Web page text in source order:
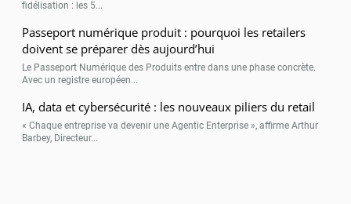
fidélisation : les 5...
Passeport numérique produit : pourquoi les retailers
doivent se préparer dès aujourd’hui
Le Passeport Numérique des Produits entre dans une phase concrète.
Avec un registre européen...
IA, data et cybersécurité : les nouveaux piliers du retail
« Chaque entreprise va devenir une Agentic Enterprise », affirme Arthur
Barbey, Directeur...